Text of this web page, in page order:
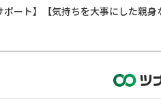
ポート】【気持ちを大事にした